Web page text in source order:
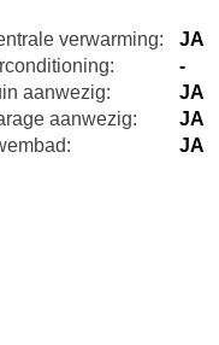
verwarming:
JA
-
aanwezig:
JA
aanwezig:
JA
JA